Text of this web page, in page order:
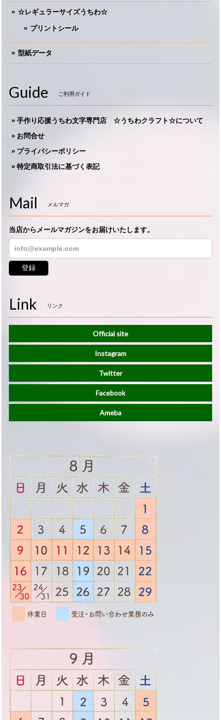
☆レギュラーサイズうちわ☆
プリントシール
型紙データ
Guide ご利用ガイド
手作り応援うちわ文字専門店 ☆うちわクラフト☆について
お問合せ
プライバシーポリシー
特定商取引法に基づく表記
Mail メルマガ
当店からメールマガジンをお届けいたします。
登録
Link リンク
Official site
Instagram
Twitter
Facebook
Ameba